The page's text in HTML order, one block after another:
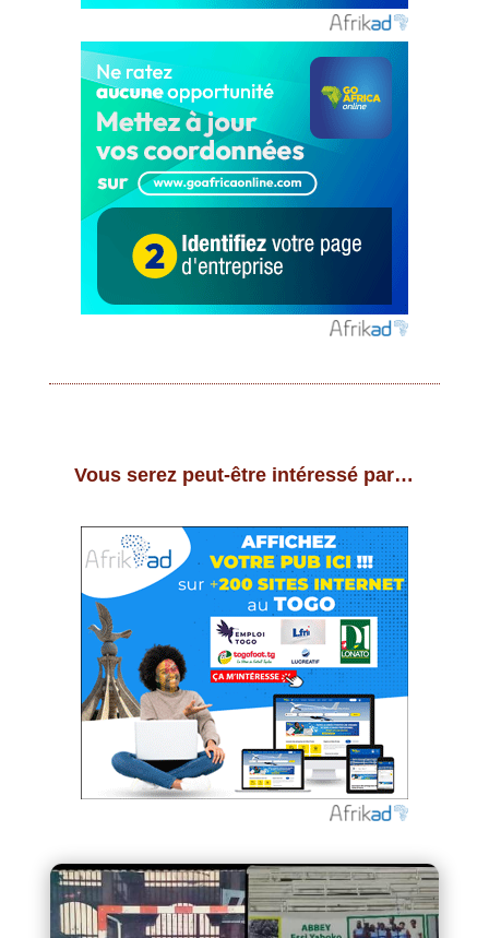
Vous serez peut-être intéressé par…